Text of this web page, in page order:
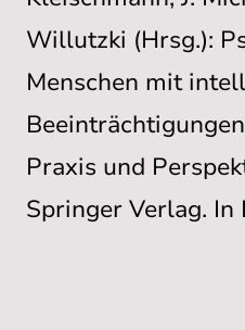
Willutzki (Hrsg.):
Menschen mit
Praxis und
Springer Verlag. In